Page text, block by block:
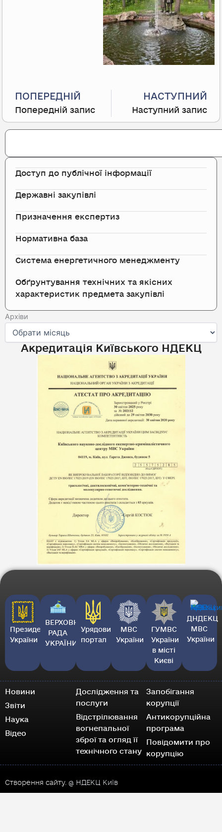
ПОПЕРЕДНІЙ
Попередній запис
НАСТУПНИЙ
Наступний запис
Search
Доступ до публічної інформації
Державні закупівлі
Призначення експертиз
Нормативна база
Система енергетичного менеджменту
Обґрунтування технічних та якісних
характеристик предмета закупівлі
Архіви
Архіви
Акредитація Київського НДЕКЦ
Президент
України
ВЕРХОВНА
РАДА
УКРАЇНИ
Урядовий
портал
МВС
України
ГУМВС
України
в місті
Києві
ДНДЕКЦ
МВС
України
Новини
Звіти
Наука
Відео
Дослідження та
послуги
Відстрілювання
вогнепальної
зброї та огляд її
технічного стану
Запобігання
корупції
Антикорупційна
програма
Повідомити про
корупцію
Створення сайту. @ НДЕКЦ Київ